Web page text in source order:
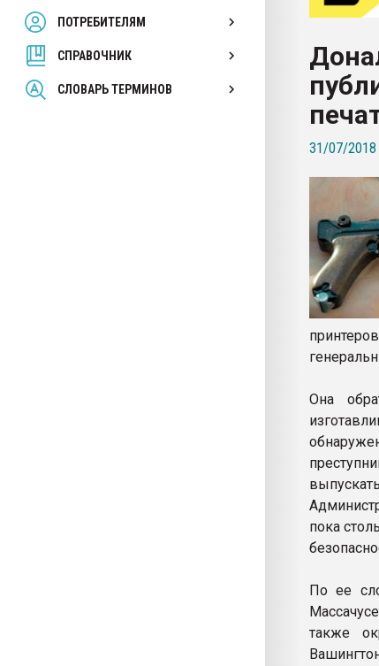
ПОТРЕБИТЕЛЯМ
СПРАВОЧНИК
СЛОВАРЬ ТЕРМИНОВ
пластмасс
ситуацией на
Всё, что касается
бутылок
ПЕРЕЙТИ
31/07/2018
Она
пока
По ее
также